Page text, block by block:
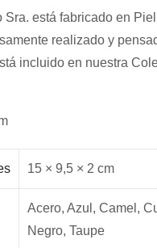
Sra. está fabricado en
realizado y
incluido en nuestra
15 × 9,5 × 2 cm
Acero, Azul, Camel,
Negro, Taupe